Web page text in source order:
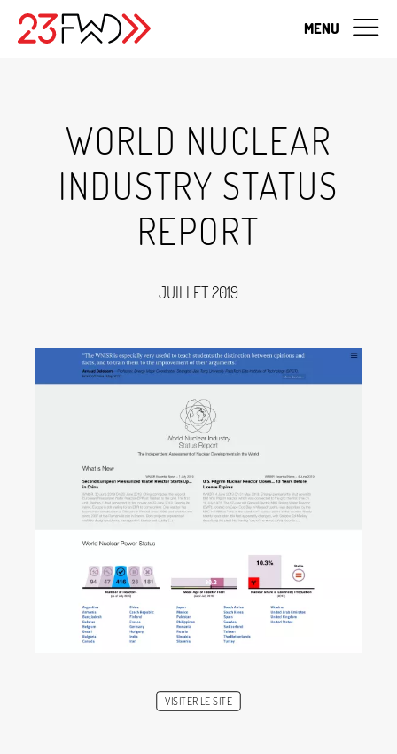
MENU
WORLD NUCLEAR
INDUSTRY STATUS
REPORT
JUILLET 2019
VISITER LE SITE